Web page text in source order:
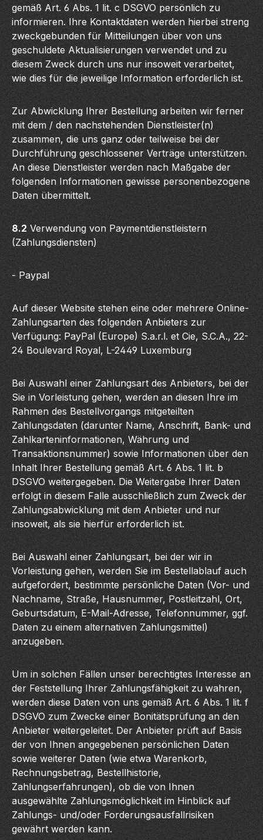
gemäß Art. 6 Abs. 1 lit. c DSGVO persönlich zu
informieren. Ihre Kontaktdaten werden hierbei streng
zweckgebunden für Mitteilungen über von uns
geschuldete Aktualisierungen verwendet und zu
diesem Zweck durch uns nur insoweit verarbeitet,
wie dies für die jeweilige Information erforderlich ist.
Zur Abwicklung Ihrer Bestellung arbeiten wir ferner
mit dem / den nachstehenden Dienstleister(n)
zusammen, die uns ganz oder teilweise bei der
Durchführung geschlossener Verträge unterstützen.
An diese Dienstleister werden nach Maßgabe der
folgenden Informationen gewisse personenbezogene
Daten übermittelt.
8.2 Verwendung von Paymentdienstleistern
(Zahlungsdiensten)
- Paypal
Auf dieser Website stehen eine oder mehrere Online-
Zahlungsarten des folgenden Anbieters zur
Verfügung: PayPal (Europe) S.a.r.l. et Cie, S.C.A., 22-
24 Boulevard Royal, L-2449 Luxemburg
Bei Auswahl einer Zahlungsart des Anbieters, bei der
Sie in Vorleistung gehen, werden an diesen Ihre im
Rahmen des Bestellvorgangs mitgeteilten
Zahlungsdaten (darunter Name, Anschrift, Bank- und
Zahlkarteninformationen, Währung und
Transaktionsnummer) sowie Informationen über den
Inhalt Ihrer Bestellung gemäß Art. 6 Abs. 1 lit. b
DSGVO weitergegeben. Die Weitergabe Ihrer Daten
erfolgt in diesem Falle ausschließlich zum Zweck der
Zahlungsabwicklung mit dem Anbieter und nur
insoweit, als sie hierfür erforderlich ist.
Bei Auswahl einer Zahlungsart, bei der wir in
Vorleistung gehen, werden Sie im Bestellablauf auch
aufgefordert, bestimmte persönliche Daten (Vor- und
Nachname, Straße, Hausnummer, Postleitzahl, Ort,
Geburtsdatum, E-Mail-Adresse, Telefonnummer, ggf.
Daten zu einem alternativen Zahlungsmittel)
anzugeben.
Um in solchen Fällen unser berechtigtes Interesse an
der Feststellung Ihrer Zahlungsfähigkeit zu wahren,
werden diese Daten von uns gemäß Art. 6 Abs. 1 lit. f
DSGVO zum Zwecke einer Bonitätsprüfung an den
Anbieter weitergeleitet. Der Anbieter prüft auf Basis
der von Ihnen angegebenen persönlichen Daten
sowie weiterer Daten (wie etwa Warenkorb,
Rechnungsbetrag, Bestellhistorie,
Zahlungserfahrungen), ob die von Ihnen
ausgewählte Zahlungsmöglichkeit im Hinblick auf
Zahlungs- und/oder Forderungsausfallrisiken
gewährt werden kann.